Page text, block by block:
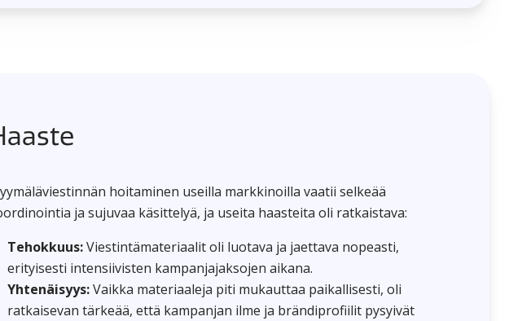
hoitaminen useilla markkinoilla vaatii selkeää
ja sujuvaa käsittelyä, ja useita haasteita oli ratkaistava:
Tehokkuus:Viestintämateriaalit oli luotava ja jaettava nopeasti,
erityisesti intensiivisten kampanjajaksojen aikana.
Yhtenäisyys:Vaikka materiaaleja piti mukauttaa paikallisesti, oli
ratkaisevan tärkeää, että kampanjan ilme ja brändiprofiilit pysyivät